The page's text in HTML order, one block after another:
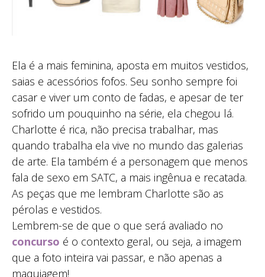
Ela é a mais feminina, aposta em muitos vestidos,
saias e acessórios fofos. Seu sonho sempre foi
casar e viver um conto de fadas, e apesar de ter
sofrido um pouquinho na série, ela chegou lá.
Charlotte é rica, não precisa trabalhar, mas
quando trabalha ela vive no mundo das galerias
de arte. Ela também é a personagem que menos
fala de sexo em SATC, a mais ingênua e recatada.
As peças que me lembram Charlotte são as
pérolas e vestidos.
Lembrem-se de que o que será avaliado no
concurso é o contexto geral, ou seja, a imagem
que a foto inteira vai passar, e não apenas a
maquiagem!